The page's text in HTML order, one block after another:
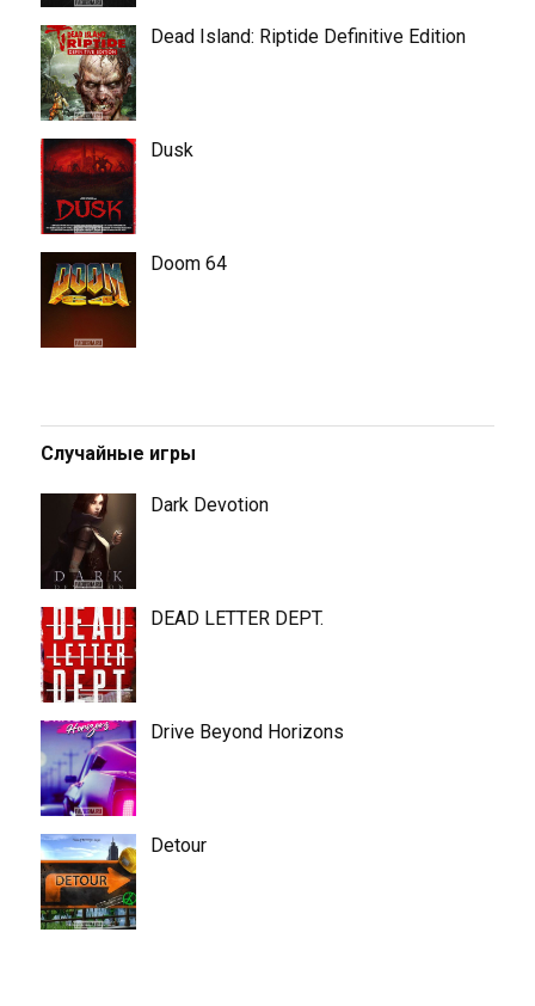
Dead Island: Riptide Definitive Edition
Dusk
Doom 64
Случайные игры
Dark Devotion
DEAD LETTER DEPT.
Drive Beyond Horizons
Detour